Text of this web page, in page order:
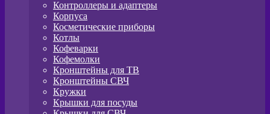
Контроллеры и адаптеры
Корпуса
Косметические приборы
Котлы
Кофеварки
Кофемолки
Кронштейны для ТВ
Кронштейны СВЧ
Кружки
Крышки для посуды